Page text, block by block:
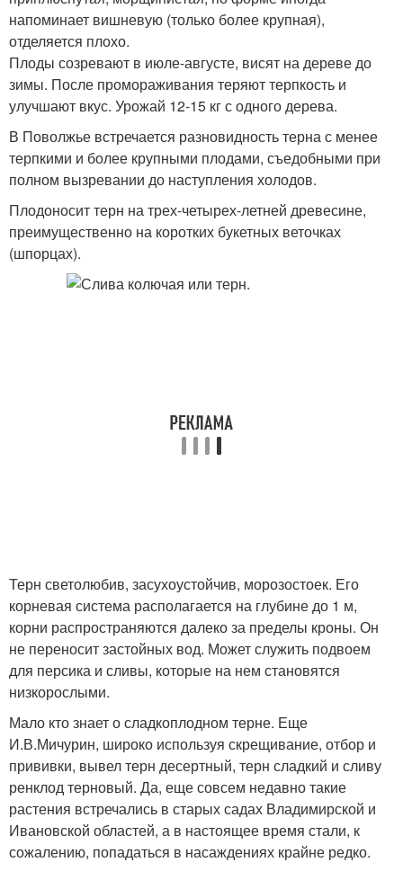
напоминает вишневую (только более крупная),
отделяется плохо.
Плоды созревают в июле-августе, висят на дереве до
зимы. После промораживания теряют терпкость и
улучшают вкус. Урожай 12-15 кг с одного дерева.
В Поволжье встречается разновидность терна с менее
терпкими и более крупными плодами, съедобными при
полном вызревании до наступления холодов.
Плодоносит терн на трех-четырех-летней древесине,
преимущественно на коротких букетных веточках
(шпорцах).
Терн светолюбив, засухоустойчив, морозостоек. Его
корневая система располагается на глубине до 1 м,
корни распространяются далеко за пределы кроны. Он
не переносит застойных вод. Может служить подвоем
для персика и сливы, которые на нем становятся
низкорослыми.
Мало кто знает о сладкоплодном терне. Еще
И.В.Мичурин, широко используя скрещивание, отбор и
прививки, вывел терн десертный, терн сладкий и сливу
ренклод терновый. Да, еще совсем недавно такие
растения встречались в старых садах Владимирской и
Ивановской областей, а в настоящее время стали, к
сожалению, попадаться в насаждениях крайне редко.